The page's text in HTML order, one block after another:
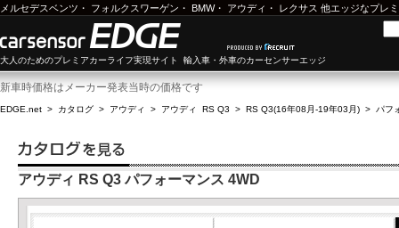
メルセデスベンツ ・ フォルクスワーゲン ・ BMW・ アウディ ・ レクサス 他エッジなプレ
大人のためのプレミアカーライフ実現サイト 輸入車・外車のカーセンサーエッジ
新車時価格はメーカー発表当時の価格です
EDGE.net > カタログ > アウディ > アウディ RS Q3 > RS Q3(16年08月-19年03月) > パフ
アウディ RS Q3 パフォーマンス 4WD